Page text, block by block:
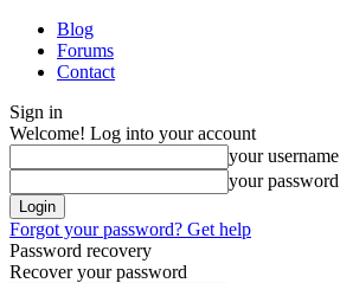
Blog
Forums
Contact
Sign in
Welcome! Log into your account
your username
your password
Forgot your password? Get help
Password recovery
Recover your password